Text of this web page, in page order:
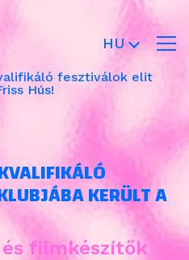
HU
fesztiválok elit
Hús!
KERÜLT A
filmkészítők